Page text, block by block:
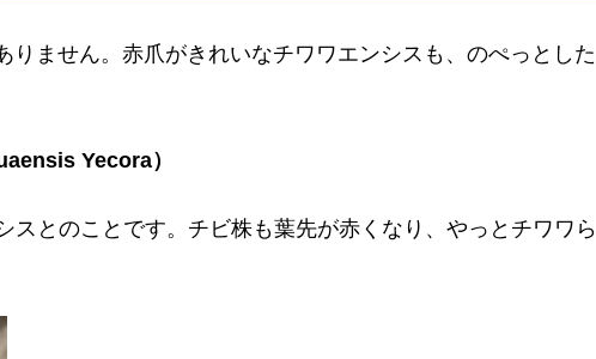
りません。赤爪がきれいなチワワエンシスも、のぺっとした
Yecora）
スとのことです。チビ株も葉先が赤くなり、やっとチワワら